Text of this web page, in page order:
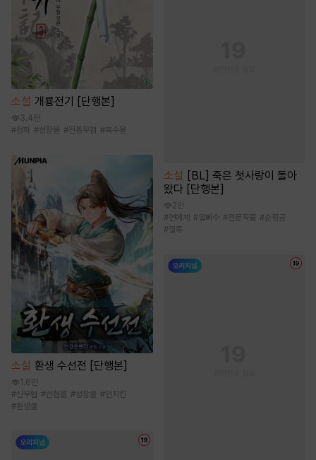
소설 개룡전기 [단행본]
3.4만
#정파 #성장물 #전통무협 #복수물
소설 환생 수선전 [단행본]
1.6만
#신무협 #선협물 #성장물 #먼치킨
# 환생물
소설
[BL] 죽은 첫사랑이 돌아
왔다 [단행본]
2만
#연예계 #얼빠수 #전문직물 #순정공
#질투